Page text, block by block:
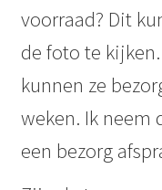
voorraad? Dit
de foto te
kunnen ze
weken. Ik neem
een bezorg